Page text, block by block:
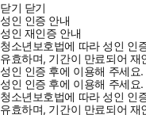
닫기 닫기
성인 인증 안내
성인 재인증 안내
청소년보호법에 따라 성인 인
유효하며, 기간이 만료되어 재
성인 인증 후에 이용해 주세요.
성인 인증 후에 이용해 주세요.
청소년보호법에 따라 성인 인
유효하며, 기간이 만료되어 재